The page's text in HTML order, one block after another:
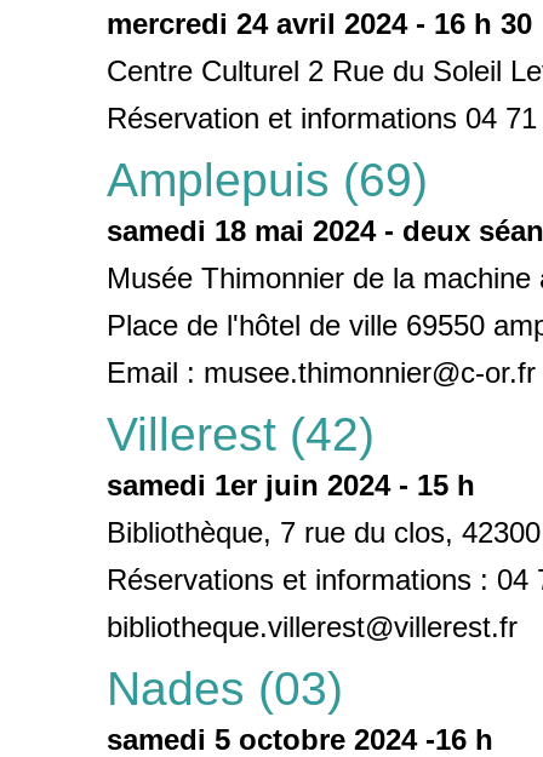
mercredi 24 avril 2024 - 16 h 30
Centre Culturel 2 Rue du Soleil
Réservation et informations 04
Amplepuis (69)
samedi 18 mai 2024 - deux
Musée Thimonnier de la
Place de l'hôtel de ville 69550
Email : musee.thimonnier@c-or.fr
Villerest (42)
samedi 1er juin 2024 - 15 h
Bibliothèque, 7 rue du clos,
Réservations et informations : 04
bibliotheque.villerest@villerest.fr
Nades (03)
samedi 5 octobre 2024 -16 h